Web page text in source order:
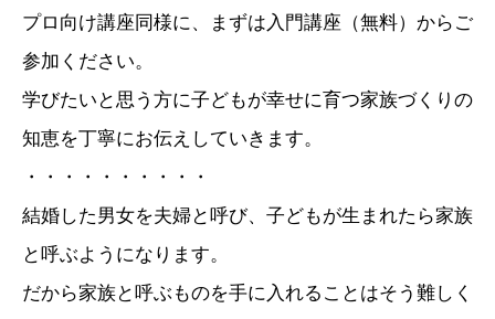
プロ向け講座同様に、まずは入門講座（無料）からご
参加ください。
学びたいと思う方に子どもが幸せに育つ家族づくりの
知恵を丁寧にお伝えしていきます。
・・・・・・・・・・
結婚した男女を夫婦と呼び、子どもが生まれたら家族
と呼ぶようになります。
だから家族と呼ぶものを手に入れることはそう難しく